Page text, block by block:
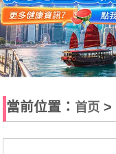
當前位置： 首页 >